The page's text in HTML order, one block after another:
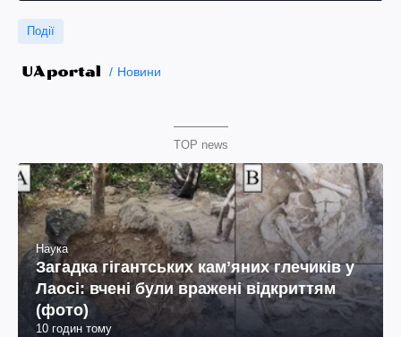
Події
Новини
TOP news
Наука
Загадка гігантських камʼяних глечиків у
Лаосі: вчені були вражені відкриттям
(фото)
10 годин тому